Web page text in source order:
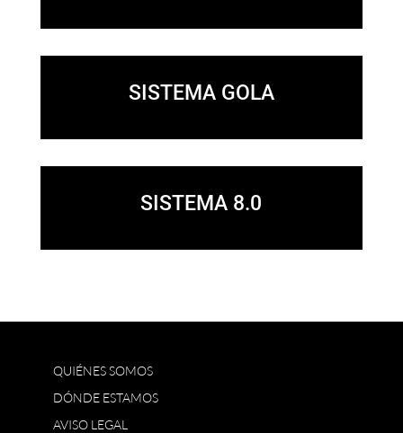
SISTEMA GOLA
SISTEMA 8.0
QUIÉNES SOMOS
DÓNDE ESTAMOS
AVISO LEGAL